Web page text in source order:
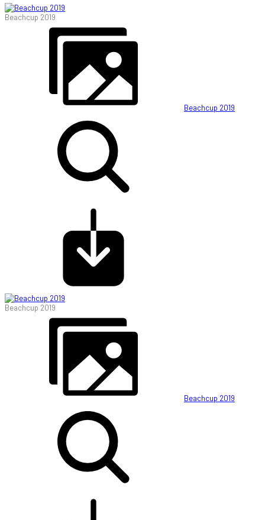
Beachcup 2019
Beachcup 2019
Beachcup 2019
Beachcup 2019